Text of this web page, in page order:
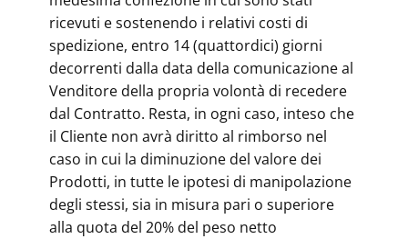
ricevuti e sostenendo i relativi costi di
spedizione, entro 14 (quattordici) giorni
decorrenti dalla data della comunicazione al
Venditore della propria volontà di recedere
dal Contratto. Resta, in ogni caso, inteso che
il Cliente non avrà diritto al rimborso nel
caso in cui la diminuzione del valore dei
Prodotti, in tutte le ipotesi di manipolazione
degli stessi, sia in misura pari o superiore
alla quota del 20% del peso netto